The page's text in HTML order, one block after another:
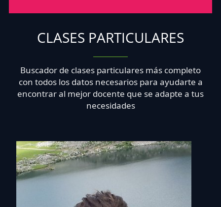
CLASES PARTICULARES
Buscador de clases particulares más completo
con todos los datos necesarios para ayudarte a
encontrar al mejor docente que se adapte a tus
necesidades